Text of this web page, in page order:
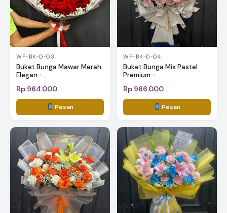
WF-BK-D-03
Buket Bunga Mawar Merah
Elegan -...
Rp 964.000
Pesan
WF-BK-D-04
Buket Bunga Mix Pastel
Premium -...
Rp 966.000
Pesan